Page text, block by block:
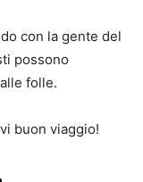
con la gente del
possono
folle.
buon viaggio!